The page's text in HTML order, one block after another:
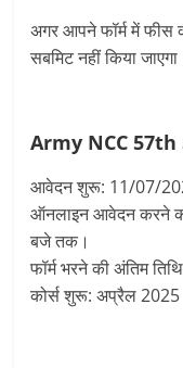
अगर आपने फॉर्म में फीस
सबमिट नहीं किया
Army NCC
आवेदन शुरू: 11/07/
ऑनलाइन आवेदन करने
बजे तक।
फॉर्म भरने की अंतिम
कोर्स शुरू: अप्रैल 2025